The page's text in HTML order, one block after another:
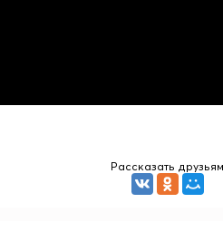
Рассказать друзьям